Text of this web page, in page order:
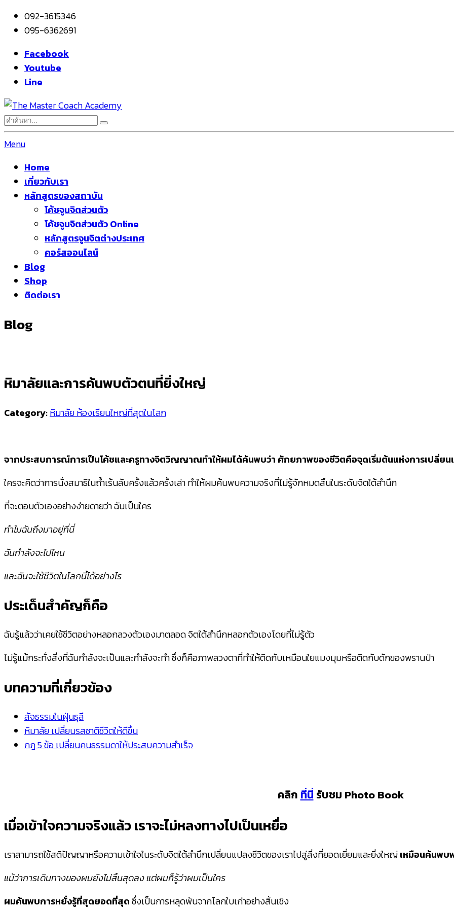
092-3615346
095-6362691
Facebook
Youtube
Line
Menu
Home
เกี่ยวกับเรา
หลักสูตรของสถาบัน
โค้ชจูนจิตส่วนตัว
โค้ชจูนจิตส่วนตัว Online
หลักสูตรจูนจิตต่างประเทศ
คอร์สออนไลน์
Blog
Shop
ติดต่อเรา
Blog
หิมาลัยและการค้นพบตัวตนที่ยิ่งใหญ่
Category:หิมาลัย ห้องเรียนใหญ่ที่สุดในโลก
จากประสบการณ์การเป็นโค้ชและครูทางจิตวิญญาณทำให้ผมได้ค้นพบว่า ศักยภาพของชีวิตคือจุดเริ่มต้นแห่งการเปลี่
ใครจะคิดว่าการนั่งสมาธิในถ้ำเร้นลับครั้งแล้วครั้งเล่า ทำให้ผมค้นพบความจริงที่ไม่รู้จักหมดสิ้นในระดับจิตใต้สำนึก
ที่จะตอบตัวเองอย่างง่ายดายว่า ฉันเป็นใคร
ทำไมฉันถึงมาอยู่ที่นี่
ฉันกำลังจะไปไหน
และฉันจะใช้ชีวิตในโลกนี้ได้อย่างไร
ประเด็นสำคัญก็คือ
ฉันรู้แล้วว่าเคยใช้ชีวิตอย่างหลอกลวงตัวเองมาตลอด จิตใต้สำนึกหลอกตัวเองโดยที่ไม่รู้ตัว
ไม่รู้แม้กระทั่งสิ่งที่ฉันกำลังจะเป็นและกำลังจะทำ ซึ่งก็คือภาพลวงตาที่ทำให้ติดกับเหมือนใยแมงมุมหรือติดกับดักของพรานป่า
บทความที่เกี่ยวข้อง
สัจธรรมในฝุ่นธุลี
หิมาลัย เปลี่ยนรสชาติชีวิตให้ดีขึ้น
กฎ 5 ข้อ เปลี่ยนคนธรรมดาให้ประสบความสำเร็จ
คลิก ที่นี่ รับชม Photo Book
เมื่อเข้าใจความจริงแล้ว เราจะไม่หลงทางไปเป็นเหยื่อ
เราสามารถใช้สติปัญญาหรือความเข้าใจในระดับจิตใต้สำนึกเปลี่ยนแปลงชีวิตของเราไปสู่สิ่งที่ยอดเยี่ยมและยิ่งใหญ่เหมือนค้นพบ
แม้ว่าการเดินทางของผมยังไม่สิ้นสุดลง แต่ผมก็รู้ว่าผมเป็นใคร
ผมค้นพบการหยั่งรู้ที่สุดยอดที่สุดซึ่งเป็นการหลุดพ้นจากโลกใบเก่าอย่างสิ้นเชิง